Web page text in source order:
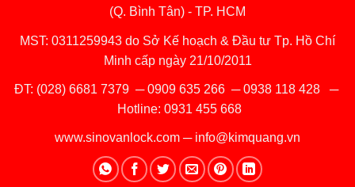
(Q. Bình Tân) - TP. HCM
MST: 0311259943 do Sở Kế hoạch & Đầu tư Tp. Hồ Chí
Minh cấp ngày 21/10/2011
ĐT: (028) 6681 7379 ─0909 635 266─0938 118 428─
Hotline: 0931 455 668
www.sinovanlock.com ─ info@kimquang.vn